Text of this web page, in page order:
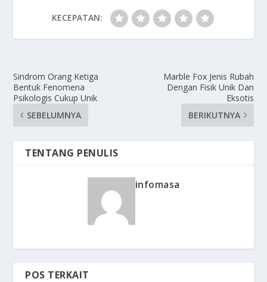
KECEPATAN:
Sindrom Orang Ketiga
Bentuk Fenomena
Psikologis Cukup Unik
SEBELUMNYA
Marble Fox Jenis Rubah
Dengan Fisik Unik Dan
Eksotis
BERIKUTNYA
TENTANG PENULIS
infomasa
POS TERKAIT